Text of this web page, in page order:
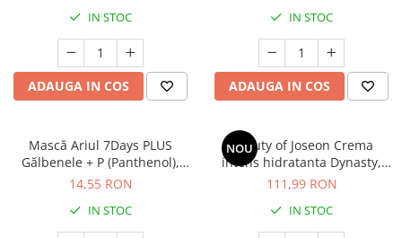
IN STOC
ADAUGA IN COS
IN STOC
ADAUGA IN COS
Mască Ariul 7Days PLUS
Gălbenele + P (Panthenol),
Repararea perfectă a tenului
naturale, 23g
14,55 RON
IN STOC
NOU
Beauty of Joseon Crema
intens hidratanta Dynasty,
50ml(crusta de orez, apa de
niacinamide,)
111,99 RON
IN STOC